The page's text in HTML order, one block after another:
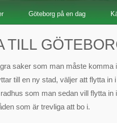
Göteborg på en dag
TILL
saker som man måste komma
till en ny stad, väljer att flytta in
som man sedan vill flytta in
som är trevliga att bo i.